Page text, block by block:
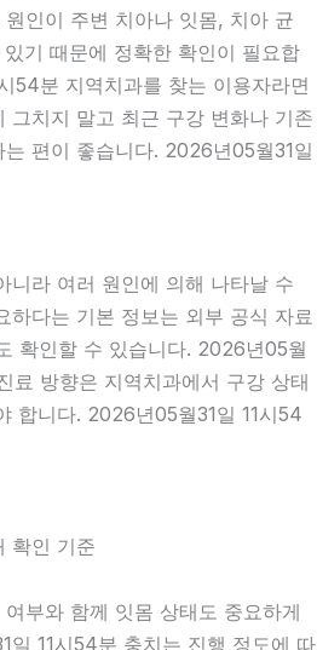
인이 주변 치아나 잇몸, 치아 균
기 때문에 정확한 확인이 필요합
54분 지역치과를 찾는 이용자라면
그치지 말고 최근 구강 변화나 기존
편이 좋습니다. 2026년05월31일
니라 여러 원인에 의해 나타날 수
하다는 기본 정보는 외부 공식 자료
확인할 수 있습니다. 2026년05월
료 방향은 지역치과에서 구강 상태
합니다. 2026년05월31일 11시54
확인 기준
부와 함께 잇몸 상태도 중요하게
일 11시54분 충치는 진행 정도에 따